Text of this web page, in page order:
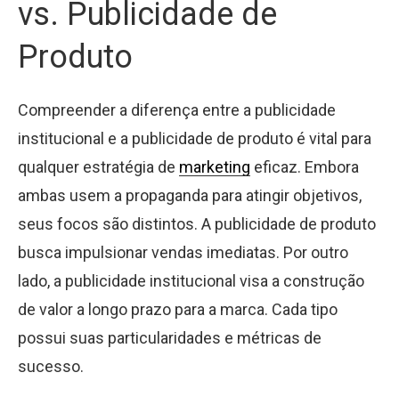
vs. Publicidade de
Produto
Compreender a diferença entre a publicidade
institucional e a publicidade de produto é vital para
qualquer estratégia de marketing eficaz. Embora
ambas usem a propaganda para atingir objetivos,
seus focos são distintos. A publicidade de produto
busca impulsionar vendas imediatas. Por outro
lado, a publicidade institucional visa a construção
de valor a longo prazo para a marca. Cada tipo
possui suas particularidades e métricas de
sucesso.